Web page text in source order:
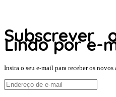
Subscrever
Lindo por e-
Insira o seu e-mail para receber os novos
Endereço
de